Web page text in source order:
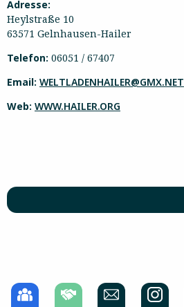
Adresse:
Heylstraße 10
63571 Gelnhausen-Hailer
Telefon: 06051 / 67407
Email: WELTLADENHAILER@GMX.NET
Web: WWW.HAILER.ORG